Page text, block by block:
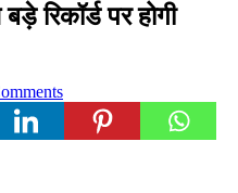
रिकॉर्ड पर होगी